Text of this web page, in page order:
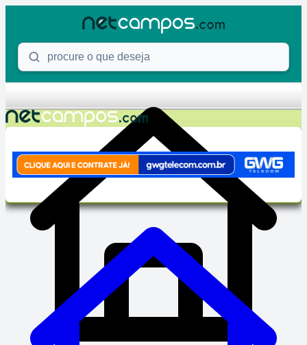
Procure o que deseja